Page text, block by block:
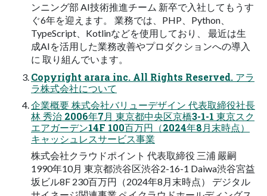
ンニング部 AI技術推進チーム 新卒で入社してもうす
ぐ6年を迎えます。 業務では、PHP、Python、
TypeScript、Kotlinなどを使用しており、 最近は生
成AIを活用した業務改善やプロダクションへの導入
に 取り組んでいます。
Copyright arara inc. All Rights Reserved. アラ
ラ株式会社について
企業概要 株式会社バリューデザイン 代表取締役社長
林 秀治 2006年7月 東京都中央区京橋3-1-1 東京スク
エアガーデン14F 100百万円（2024年8月末時点）
キャッシュレスサービス事業
株式会社クラウドポイント 代表取締役 三浦 嚴嗣
1990年10月 東京都渋谷区渋谷2-16-1 Daiwa渋谷宮益
坂ビル8F 230百万円（2024年8月末時点） デジタル